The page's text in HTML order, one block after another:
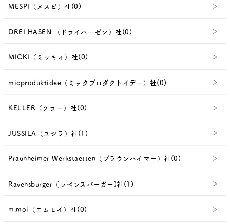
MESPI（メスピ）社(0)
DREI HASEN （ドライハーゼン）社(0)
MICKI（ミッキィ）社(0)
micproduktidee（ミックプロダクトイデー）社(0)
KELLER（ケラー）社(0)
JUSSILA（ユシラ）社(1)
Praunheimer Werkstaetten（プラウンハイマー）社(0)
Ravensburger（ラベンスバーガー)社(1)
m.moi（エムモイ）社(0)